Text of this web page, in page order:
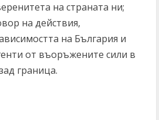
на страната ни;
на действия,
на България и
от въоръжените сили в
граница.